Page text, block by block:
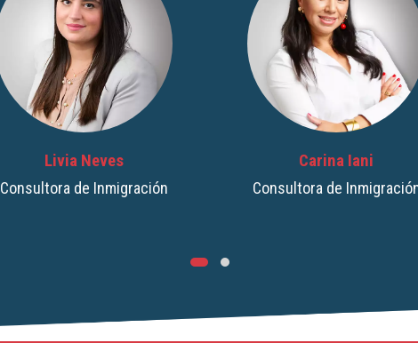
Carina Iani
Consultora de Inmigración
Leomir Goncalves
Consultor de Inmigración